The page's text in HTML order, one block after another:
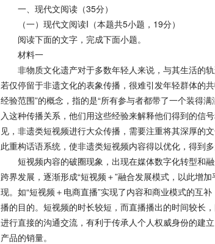
一、现代文阅读（35分）
（一）现代文阅读I（本题共5小题，19分）
阅读下面的文字，完成下面小题。
材料一
非物质文化遗产对于多数年轻人来说，与其生活的
若仅停留于非遗文化的表象传播，很难引发年轻群体的
经验范围”的概念，指的是“所有参与者都带了一个装得
入这种传播关系，他们用这些经验来解释他们得到的信
见，非遗类短视频进行大众传播，需要注重将其深厚的
此重构话语系统，使非遗类短视频内容得以优化，得到
短视频内容的破圈现象，出现在媒体数字化转型和
跨界发展，逐渐形成“短视频＋”融合发展模式，以此增
现。如“短视频＋电商直播”实现了内容和商业模式的互
播的目的。短视频的时长较短，而直播播出的时间较长
进行直接的沟通交流，有利于传承人个人权威身份的建
产品的销量。